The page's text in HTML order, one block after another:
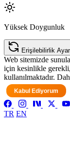
Yüksek Doygunluk
Erişilebilirlik
Web sitemizde
için kesinlikle
kullanılmaktadır.
Kabul Ediyorum
TR EN